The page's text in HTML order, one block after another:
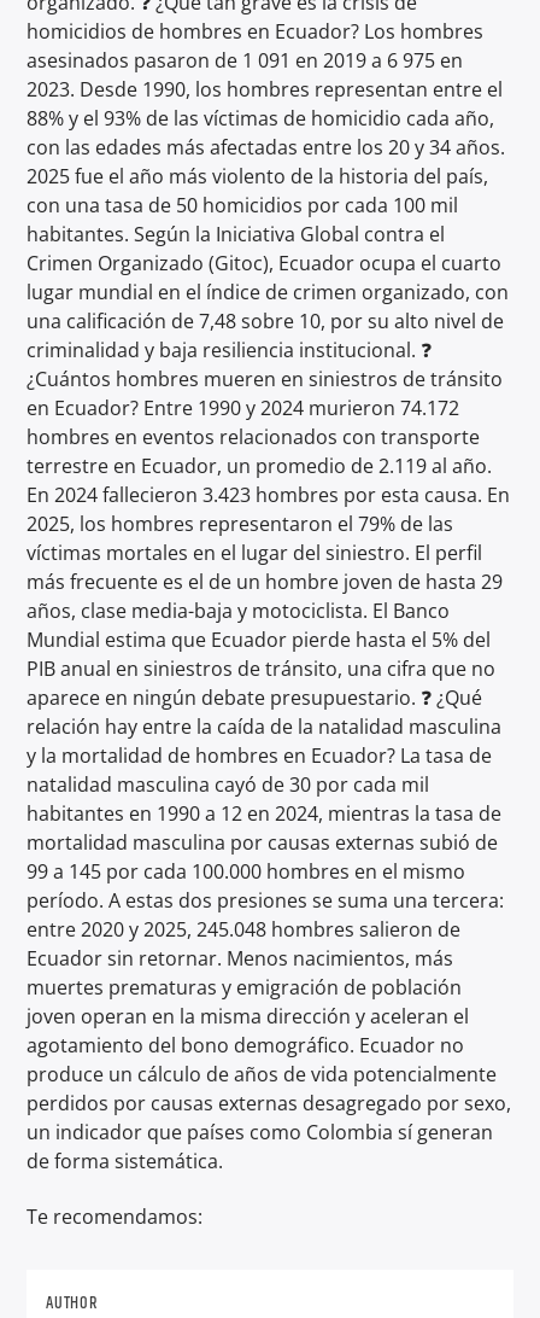
homicidios de hombres en Ecuador? Los hombres
asesinados pasaron de 1 091 en 2019 a 6 975 en
2023. Desde 1990, los hombres representan entre el
88% y el 93% de las víctimas de homicidio cada año,
con las edades más afectadas entre los 20 y 34 años.
2025 fue el año más violento de la historia del país,
con una tasa de 50 homicidios por cada 100 mil
habitantes. Según la Iniciativa Global contra el
Crimen Organizado (Gitoc), Ecuador ocupa el cuarto
lugar mundial en el índice de crimen organizado, con
una calificación de 7,48 sobre 10, por su alto nivel de
criminalidad y baja resiliencia institucional. ❓
¿Cuántos hombres mueren en siniestros de tránsito
en Ecuador? Entre 1990 y 2024 murieron 74.172
hombres en eventos relacionados con transporte
terrestre en Ecuador, un promedio de 2.119 al año.
En 2024 fallecieron 3.423 hombres por esta causa. En
2025, los hombres representaron el 79% de las
víctimas mortales en el lugar del siniestro. El perfil
más frecuente es el de un hombre joven de hasta 29
años, clase media-baja y motociclista. El Banco
Mundial estima que Ecuador pierde hasta el 5% del
PIB anual en siniestros de tránsito, una cifra que no
aparece en ningún debate presupuestario. ❓ ¿Qué
relación hay entre la caída de la natalidad masculina
y la mortalidad de hombres en Ecuador? La tasa de
natalidad masculina cayó de 30 por cada mil
habitantes en 1990 a 12 en 2024, mientras la tasa de
mortalidad masculina por causas externas subió de
99 a 145 por cada 100.000 hombres en el mismo
período. A estas dos presiones se suma una tercera:
entre 2020 y 2025, 245.048 hombres salieron de
Ecuador sin retornar. Menos nacimientos, más
muertes prematuras y emigración de población
joven operan en la misma dirección y aceleran el
agotamiento del bono demográfico. Ecuador no
produce un cálculo de años de vida potencialmente
perdidos por causas externas desagregado por sexo,
un indicador que países como Colombia sí generan
de forma sistemática.
Te recomendamos:
AUTHOR